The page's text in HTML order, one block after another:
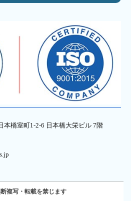
本橋室町1-2-6 日本橋大栄ビル 7階
複写・転載を禁じます